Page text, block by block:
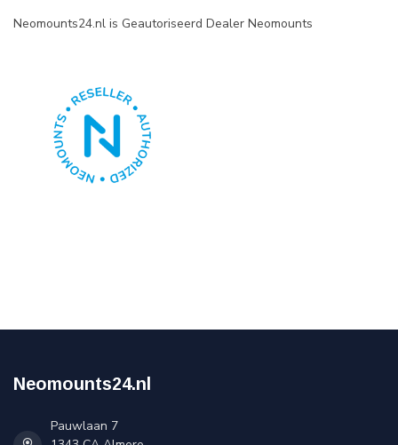
Neomounts24.nl is Geautoriseerd Dealer Neomounts
Neomounts24.nl
Pauwlaan 7